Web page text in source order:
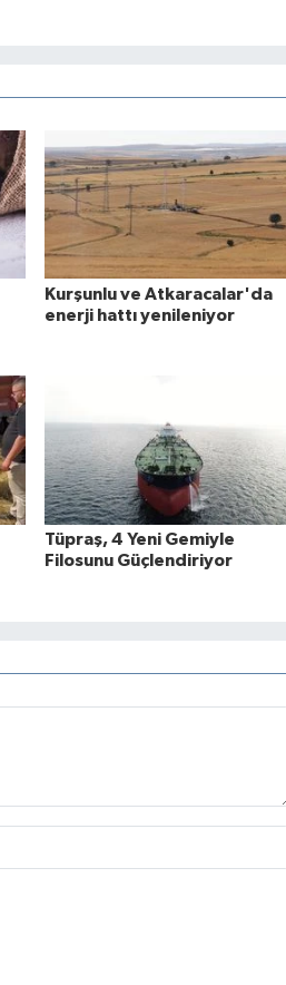
Kurşunlu ve Atkaracalar'da
enerji hattı yenileniyor
Tüpraş, 4 Yeni Gemiyle
Filosunu Güçlendiriyor